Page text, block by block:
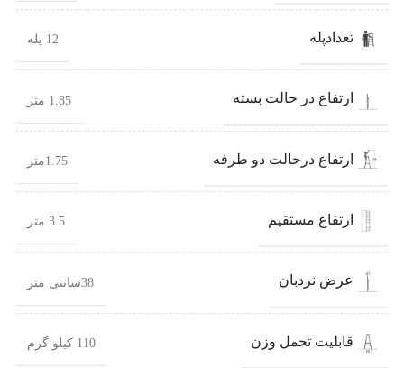
تعدادپله 12 پله
ارتفاع در حالت بسته 1.85 متر
ارتفاع درحالت دو طرفه 1.75متر
ارتفاع مستقیم 3.5 متر
عرض نردبان 38سانتی متر
قابلیت تحمل وزن 110 کیلو گرم